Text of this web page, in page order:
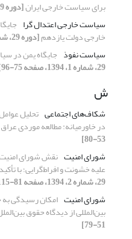
برای سیاست خارجی ایران[دوره 29، شماره 4، 1394، صفحه 7-26]
سیاست خارجی اعتدال گرا
خارجی دولت یازدهم[دوره 29، شماره 1، 1394، صفحه 7-52]
سیاست نفوذ جایگاه یمن در
29، شماره 1، 1394، صفحه 75-96]
ش
شکاف‌های اجتماعی تحلیل
در خاورمیانه: مطالعه موردی عراق
53-80]
شورای امنیت نقش شورای
علیه خشونت و افراط‌گرایی؛ با
29، شماره 2، 1394، صفحه 81-115]
شورای امنیت امکان رسیدگی
بین‌المللی از دیدگاه حقوق
51-79]